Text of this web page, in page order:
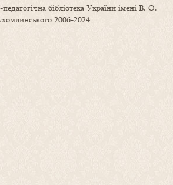
бібліотека України імені В. О.
2006-2024